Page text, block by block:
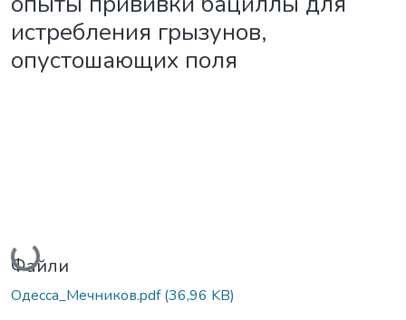
истребления грызунов,
опустошающих поля
Вантажиться...
Файли
Одесса_Мечников.pdf(36,96 KB)